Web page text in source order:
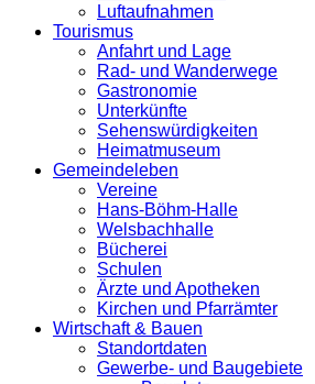
Luftaufnahmen
Tourismus
Anfahrt und Lage
Rad- und Wanderwege
Gastronomie
Unterkünfte
Sehenswürdigkeiten
Heimatmuseum
Gemeindeleben
Vereine
Hans-Böhm-Halle
Welsbachhalle
Bücherei
Schulen
Ärzte und Apotheken
Kirchen und Pfarrämter
Wirtschaft & Bauen
Standortdaten
Gewerbe- und Baugebiete